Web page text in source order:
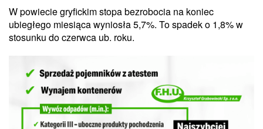
W powiecie gryfickim stopa bezrobocia na koniec
ubiegłego miesiąca wyniosła 5,7%. To spadek o 1,8% w
stosunku do czerwca ub. roku.